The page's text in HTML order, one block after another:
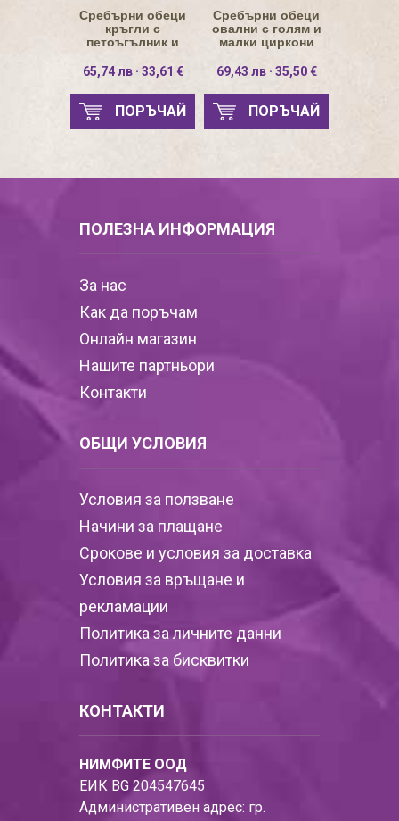
Сребърни обеци
кръгли с
петоъгълник и
65,74 лв · 33,61 €
ПОРЪЧАЙ
Сребърни обеци
овални с голям и
малки циркони
69,43 лв · 35,50 €
ПОРЪЧАЙ
ПОЛЕЗНА ИНФОРМАЦИЯ
За нас
Как да поръчам
Онлайн магазин
Нашите партньори
Контакти
ОБЩИ УСЛОВИЯ
Условия за ползване
Начини за плащане
Срокове и условия за доставка
Условия за връщане и
рекламации
Политика за личните данни
Политика за бисквитки
КОНТАКТИ
НИМФИТЕ ООД
ЕИК BG 204547645
Административен адрес: гр.